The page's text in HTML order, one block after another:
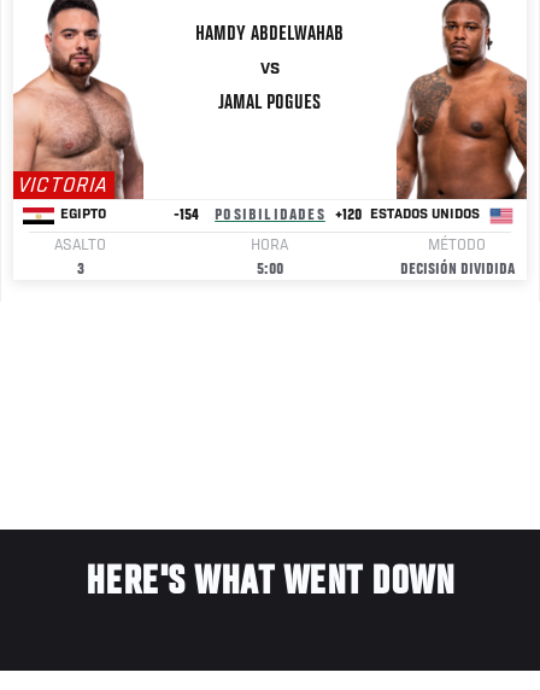
VICTORIA
HAMDY ABDELWAHAB
VS
JAMAL POGUES
EGIPTO -154 POSIBILIDADES +120 ESTADOS UNIDOS
ASALTO
3
HORA
5:00
MÉTODO
DECISIÓN DIVIDIDA
HERE'S WHAT WENT DOWN